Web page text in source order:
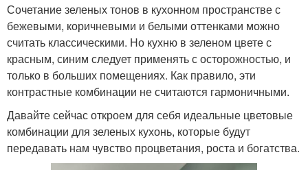
Сочетание зеленых тонов в кухонном пространстве с
бежевыми, коричневыми и белыми оттенками можно
считать классическими. Но кухню в зеленом цвете с
красным, синим следует применять с осторожностью, и
только в больших помещениях. Как правило, эти
контрастные комбинации не считаются гармоничными.
Давайте сейчас откроем для себя идеальные цветовые
комбинации для зеленых кухонь, которые будут
передавать нам чувство процветания, роста и богатства.